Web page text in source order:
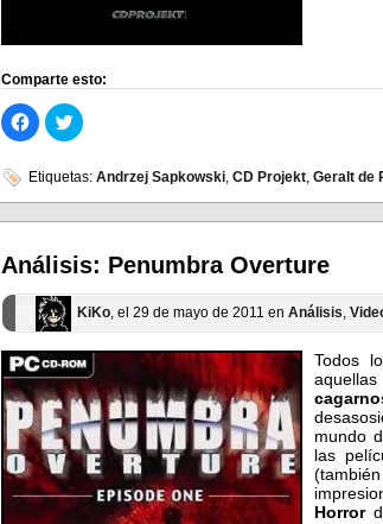
Comparte esto:
Haz
clic
para
en
Facebook
(Se
abre
ventana
nueva)
Haz
clic
en
(Se
abre
ventana
nueva)
Etiquetas: Andrzej Sapkowski CD Projekt Geralt de
Análisis: Penumbra Overture
KiKo, el 29 de mayo de 2011 en Análisis,
Todos
mundo
las
Horror